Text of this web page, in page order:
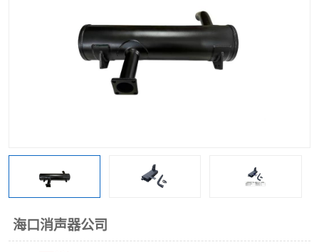
海口消声器公司